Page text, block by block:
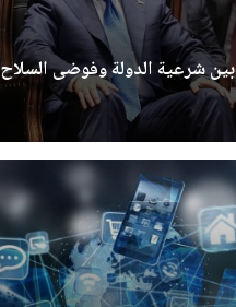
شرعية الدولة وفوضى السلاح